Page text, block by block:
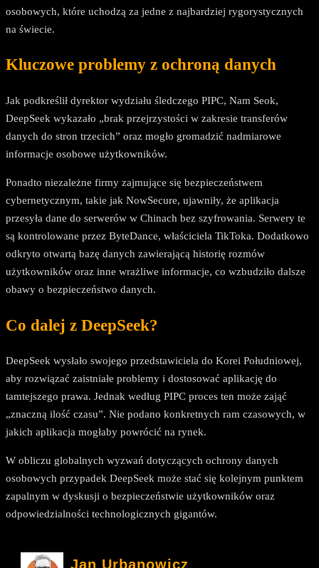
osobowych, które uchodzą za jedne z najbardziej rygorystycznych
na świecie.
Kluczowe problemy z ochroną danych
Jak podkreślił dyrektor wydziału śledczego PIPC, Nam Seok,
DeepSeek wykazało „brak przejrzystości w zakresie transferów
danych do stron trzecich” oraz mogło gromadzić nadmiarowe
informacje osobowe użytkowników.
Ponadto niezależne firmy zajmujące się bezpieczeństwem
cybernetycznym, takie jak NowSecure, ujawniły, że aplikacja
przesyła dane do serwerów w Chinach bez szyfrowania. Serwery te
są kontrolowane przez ByteDance, właściciela TikToka. Dodatkowo
odkryto otwartą bazę danych zawierającą historię rozmów
użytkowników oraz inne wrażliwe informacje, co wzbudziło dalsze
obawy o bezpieczeństwo danych.
Co dalej z DeepSeek?
DeepSeek wysłało swojego przedstawiciela do Korei Południowej,
aby rozwiązać zaistniałe problemy i dostosować aplikację do
tamtejszego prawa. Jednak według PIPC proces ten może zająć
„znaczną ilość czasu”. Nie podano konkretnych ram czasowych, w
jakich aplikacja mogłaby powrócić na rynek.
W obliczu globalnych wyzwań dotyczących ochrony danych
osobowych przypadek DeepSeek może stać się kolejnym punktem
zapalnym w dyskusji o bezpieczeństwie użytkowników oraz
odpowiedzialności technologicznych gigantów.
Jan Urbanowicz